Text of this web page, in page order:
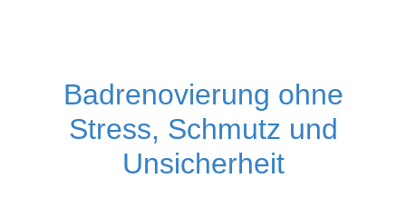
Badrenovierung ohne
Stress, Schmutz und
Unsicherheit